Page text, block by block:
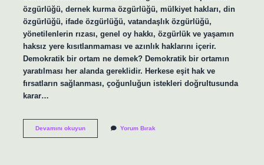
özgürlüğü, dernek kurma özgürlüğü, mülkiyet hakları, din
özgürlüğü, ifade özgürlüğü, vatandaşlık özgürlüğü,
yönetilenlerin rızası, genel oy hakkı, özgürlük ve yaşamın
haksız yere kısıtlanmaması ve azınlık haklarını içerir.
Demokratik bir ortam ne demek? Demokratik bir ortamın
yaratılması her alanda gereklidir. Herkese eşit hak ve
fırsatların sağlanması, çoğunluğun istekleri doğrultusunda
karar…
Devamını okuyunDemokratik Yorum Bırak